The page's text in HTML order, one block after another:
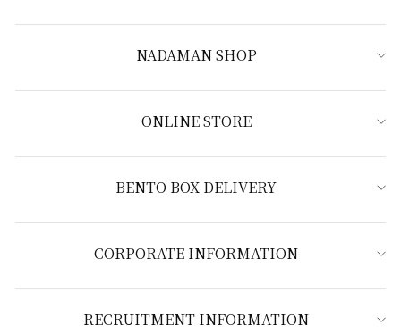
NADAMAN SHOP
ONLINE STORE
BENTO BOX DELIVERY
CORPORATE INFORMATION
RECRUITMENT INFORMATION